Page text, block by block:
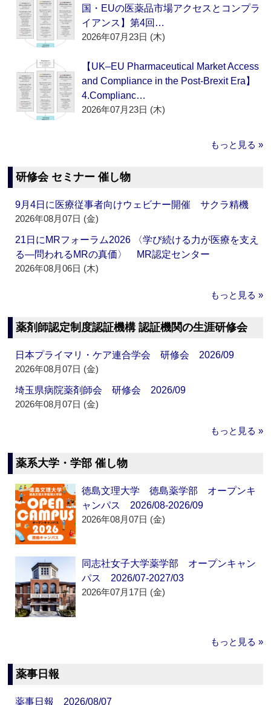
国・EUの医薬品市場アクセスとコンプラ
イアンス】第4回…
2026年07月23日 (木)
【UK–EU Pharmaceutical Market Access
and Compliance in the Post-Brexit Era】
4.Complianc…
2026年07月23日 (木)
もっと見る »
研修会 セミナー 催し物
9月4日に医療従事者向けウェビナー開催 サクラ精機
2026年08月07日 (金)
21日にMRフォーラム2026 〈学び続ける力が医療を支え
る―問われるMRの真価〉 MR認定センター
2026年08月06日 (木)
もっと見る »
薬剤師認定制度認証機構 認証機関の生涯研修会
日本プライマリ・ケア連合学会 研修会 2026/09
2026年08月07日 (金)
埼玉県病院薬剤師会 研修会 2026/09
2026年08月07日 (金)
もっと見る »
薬系大学・学部 催し物
徳島文理大学 徳島薬学部 オープンキ
ャンパス 2026/08-2026/09
2026年08月07日 (金)
同志社女子大学薬学部 オープンキャン
パス 2026/07-2027/03
2026年07月17日 (金)
もっと見る »
薬事日報
薬事日報 2026/08/07